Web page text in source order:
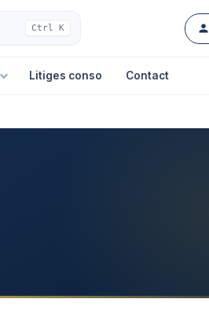
Ctrl K
Litiges conso Contact